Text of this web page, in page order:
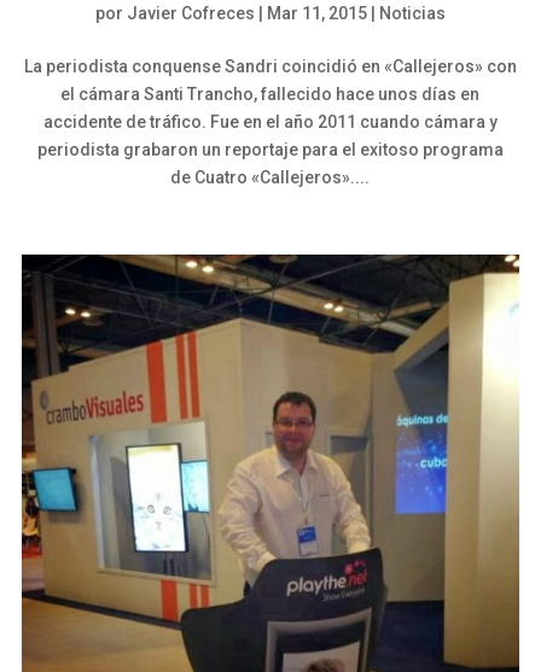
por Javier Cofreces Mar 11, 2015| Noticias
La periodista conquense Sandri coincidió en «Callejeros» con
el cámara Santi Trancho, fallecido hace unos días en
accidente de tráfico. Fue en el año 2011 cuando cámara y
periodista grabaron un reportaje para el exitoso programa
de Cuatro «Callejeros»....